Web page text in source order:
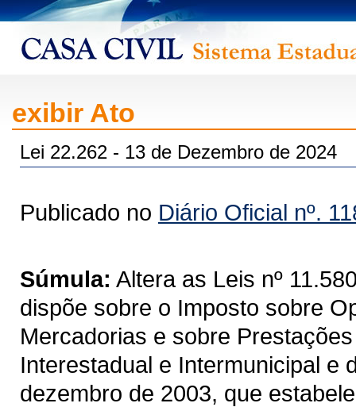
exibir Ato
Lei 22.262 - 13 de Dezembro de 2024
Publicado no Diário Oficial nº.
Súmula: Altera as Leis nº
dispõe sobre o Imposto sobre
Mercadorias e sobre
Interestadual e Intermunicipal e
dezembro de 2003, que